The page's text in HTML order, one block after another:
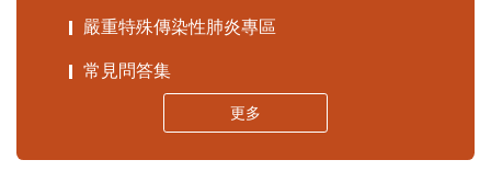
嚴重特殊傳染性肺炎專區
常見問答集
更多